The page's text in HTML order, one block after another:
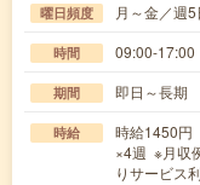
曜日頻度 月～金／週5
時間 09:00-17:00
期間 即日～長期
時給
時給1450円
×4週 ※月収
りサービス